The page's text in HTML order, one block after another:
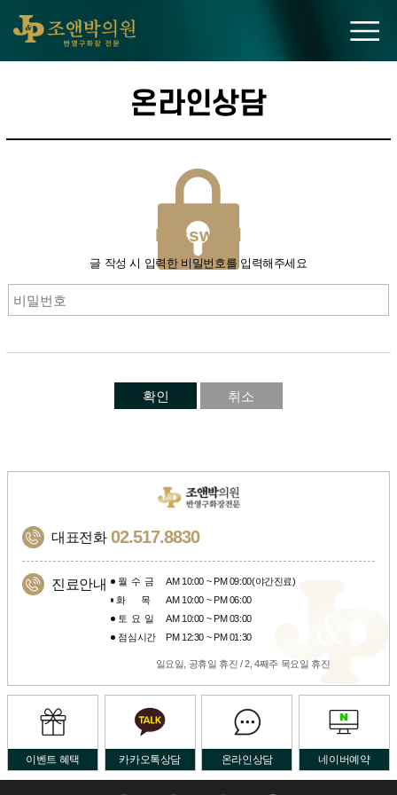
온라인상담
PAssword
글 작성 시 입력한 비밀번호를 입력해주세요
확인 취소
대표전화 02.517.8830
진료안내 월수금
AM 10:00 ~ PM 09:00(야간진료)
화목 AM 10:00 ~ PM 06:00
토요일
AM 10:00 ~ PM 03:00
점심시간
PM 12:30 ~ PM 01:30
일요일, 공휴일 휴진 / 2, 4째주 목요일 휴진
이벤트 혜택 카카오톡상담 온라인상담 네이버예약